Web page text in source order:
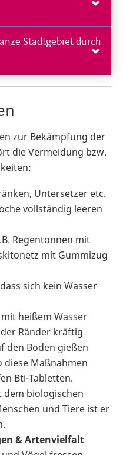
Stadtgebiet durch
zur Bekämpfung der
die Vermeidung bzw.
Untersetzer etc.
vollständig leeren
Regentonnen mit
mit Gummizug
sich kein Wasser
heißem Wasser
Ränder kräftig
den Boden gießen
diese Maßnahmen
Bti-Tabletten.
biologischen
und Tiere ist er
& Artenvielfalt